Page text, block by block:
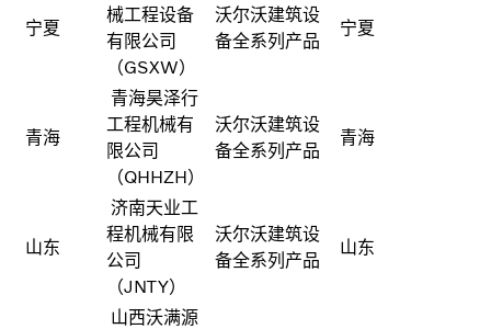
宁夏
械工程设备
有限公司
（GSXW）
沃尔沃建筑设
备全系列产品
宁夏
青海
青海昊泽行
工程机械有
限公司
（QHHZH）
沃尔沃建筑设
备全系列产品
青海
山东
济南天业工
程机械有限
公司
（JNTY）
沃尔沃建筑设
备全系列产品
山东
山西沃满源